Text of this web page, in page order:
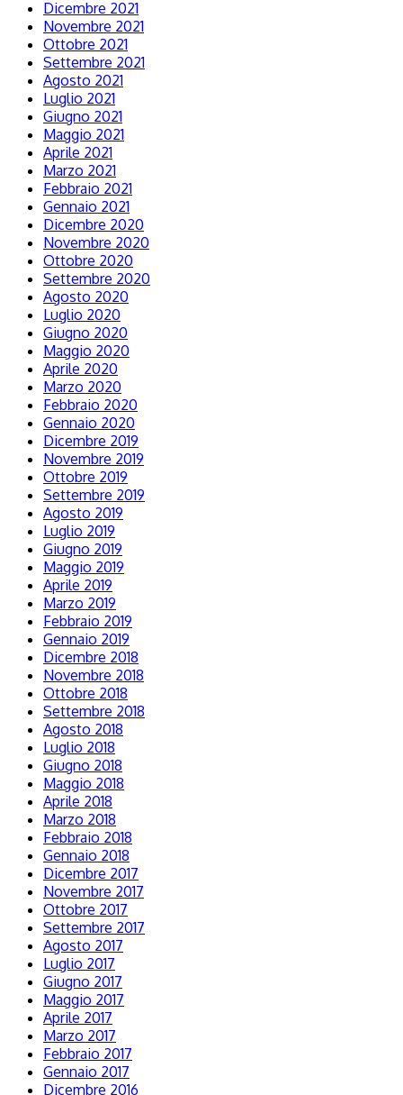
Dicembre 2021
Novembre 2021
Ottobre 2021
Settembre 2021
Agosto 2021
Luglio 2021
Giugno 2021
Maggio 2021
Aprile 2021
Marzo 2021
Febbraio 2021
Gennaio 2021
Dicembre 2020
Novembre 2020
Ottobre 2020
Settembre 2020
Agosto 2020
Luglio 2020
Giugno 2020
Maggio 2020
Aprile 2020
Marzo 2020
Febbraio 2020
Gennaio 2020
Dicembre 2019
Novembre 2019
Ottobre 2019
Settembre 2019
Agosto 2019
Luglio 2019
Giugno 2019
Maggio 2019
Aprile 2019
Marzo 2019
Febbraio 2019
Gennaio 2019
Dicembre 2018
Novembre 2018
Ottobre 2018
Settembre 2018
Agosto 2018
Luglio 2018
Giugno 2018
Maggio 2018
Aprile 2018
Marzo 2018
Febbraio 2018
Gennaio 2018
Dicembre 2017
Novembre 2017
Ottobre 2017
Settembre 2017
Agosto 2017
Luglio 2017
Giugno 2017
Maggio 2017
Aprile 2017
Marzo 2017
Febbraio 2017
Gennaio 2017
Dicembre 2016